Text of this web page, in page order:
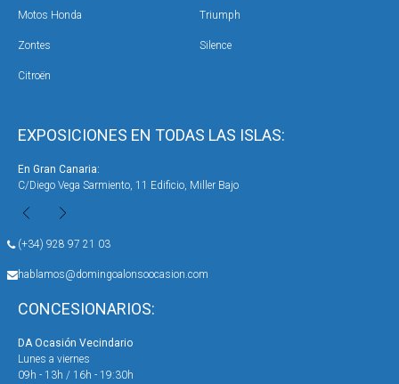
EXPOSICIONES EN TODAS LAS ISLAS:
En Gran Canaria:
C/Diego Vega Sarmiento, 11 Edificio, Miller Bajo
(+34) 928 97 21 03
hablamos@domingoalonsoocasion.com
CONCESIONARIOS:
DA Ocasión Vecindario
Lunes a viernes
09h - 13h / 16h - 19:30h
Motos Honda Triumph
Zontes Silence
Citroën